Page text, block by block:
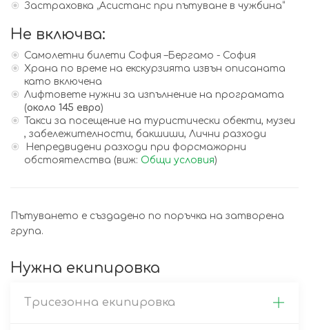
Застраховка „Асистанс при пътуване в чужбина“
Не включва:
Самолетни билети София –Бергамо - София
Храна по време на екскурзията извън описаната
като включена
Лифтовете нужни за изпълнение на програмата
(около 145 евро)
Такси за посещение на туристически обекти, музеи
, забележителности, бакшиши, Лични разходи
Непредвидени разходи при форсмажорни
обстоятелства (виж: Общи условия)
Пътуването е създадено по поръчка на затворена
група.
Нужна екипировка
Трисезонна екипировка